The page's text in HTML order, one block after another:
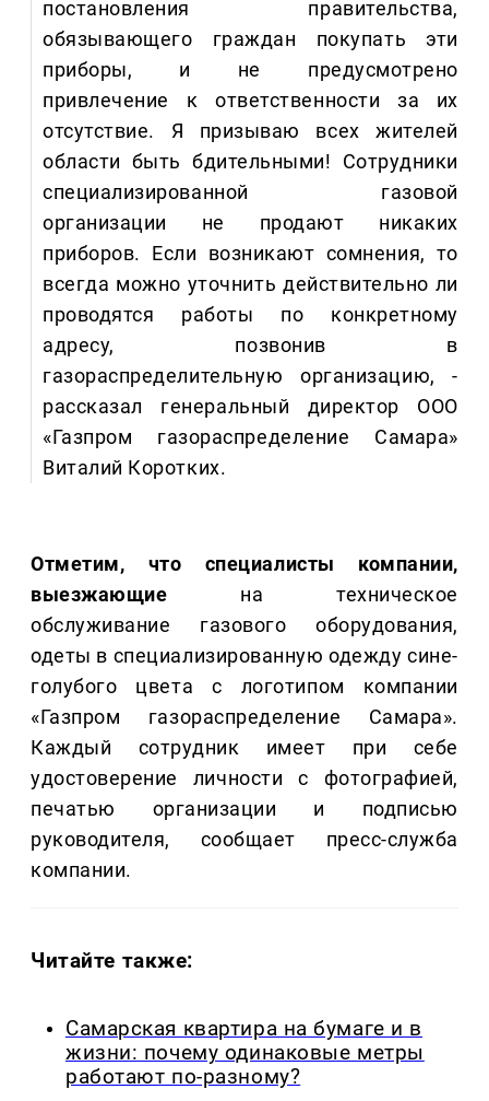
постановления правительства,
обязывающего граждан покупать эти
приборы, и не предусмотрено
привлечение к ответственности за их
отсутствие. Я призываю всех жителей
области быть бдительными! Сотрудники
специализированной газовой
организации не продают никаких
приборов. Если возникают сомнения, то
всегда можно уточнить действительно ли
проводятся работы по конкретному
адресу, позвонив в
газораспределительную организацию, -
рассказал генеральный директор ООО
«Газпром газораспределение Самара»
Виталий Коротких.
Отметим, что специалисты компании,
выезжающие на техническое
обслуживание газового оборудования,
одеты в специализированную одежду сине-
голубого цвета с логотипом компании
«Газпром газораспределение Самара».
Каждый сотрудник имеет при себе
удостоверение личности с фотографией,
печатью организации и подписью
руководителя, сообщает пресс-служба
компании.
Читайте также:
Самарская квартира на бумаге и в
жизни: почему одинаковые метры
работают по-разному?